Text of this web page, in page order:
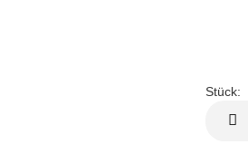
Stück:
Stück